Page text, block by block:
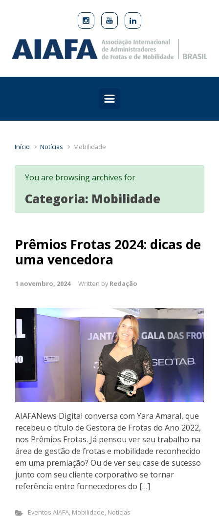
Skip to main content
Início Notícias Mobilidade
You are browsing archives for
Categoria: Mobilidade
Prêmios Frotas 2024: dicas de
uma vencedora
1 novembro, 2024 Written by Redação
AIAFANews Digital conversa com Yara Amaral, que
recebeu o título de Gestora de Frotas do Ano 2022,
nos Prêmios Frotas. Já pensou ver seu trabalho na
área de gestão de frotas e mobilidade reconhecido
em uma premiação? Ou de ver seu case de sucesso
junto com seu cliente corporativo se tornar
referência entre fornecedores do […]
Eventos AIAFA, Mobilidade, Notícias